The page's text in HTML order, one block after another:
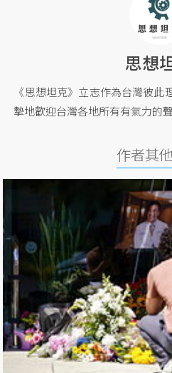
思想
《思想坦克》立志作為台灣彼
摯地歡迎台灣各地所有有氣力的
作者其